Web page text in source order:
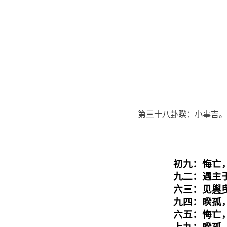
第三十八卦睽：小事吉。
初九：悔亡
九二：遇主
六三：见舆
九四：睽孤
六五：悔亡